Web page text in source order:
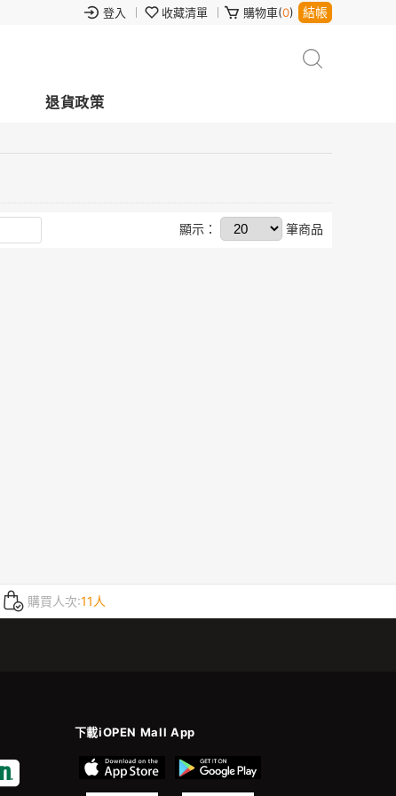
登入 收藏清單 購物車(0) 結帳
退貨政策
顯示： 筆商品
購買人次:11人
下載iOPEN Mall App